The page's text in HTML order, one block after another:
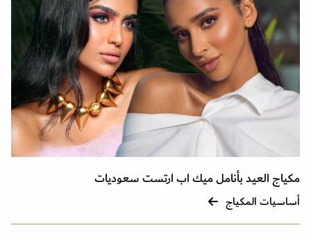
مكياج العيد بأنامل ميك اب ارتست سعوديات
أساسيات المكياج